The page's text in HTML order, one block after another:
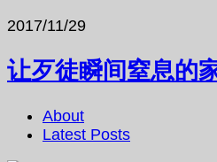
2017/11/29
让歹徒瞬间窒息的
About
Latest Posts